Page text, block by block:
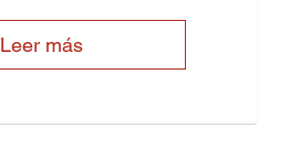
Leer más